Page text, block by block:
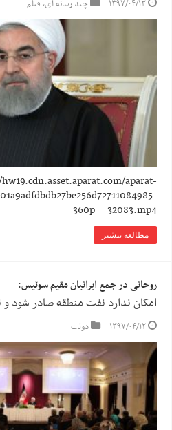
۱۳۹۷/۰۴/۱۳ چند رسانه ای, فیلم
aparat-
360p__32083.mp4
مطالعه بیشتر
روحانی در جمع ایرانیان مقیم سوئیس:
امکان ندارد نفت منطقه صادر شود
۱۳۹۷/۰۴/۱۲ دولت